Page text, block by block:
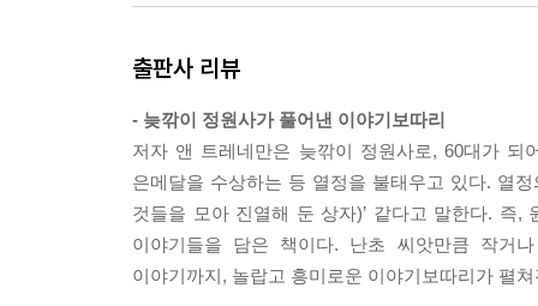
출판사 리뷰
- 늦깎이 정원사가 풀어낸 이야기보따리
저자 앤 트레네만은 늦깎이 정원사로, 60대가 되
은메달을 수상하는 등 열정을 불태우고 있다. 열
것들을 모아 진열해 둔 상자)’ 같다고 말한다. 즉
이야기들을 담은 책이다. 난초 씨앗만큼 작거
이야기까지, 놀랍고 흥미로운 이야기보따리가 펼